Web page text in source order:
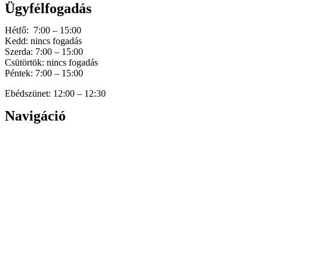
Ügyfélfogadás
Hétfő: 7:00 – 15:00
Kedd: nincs fogadás
Szerda: 7:00 – 15:00
Csütörtök: nincs fogadás
Péntek: 7:00 – 15:00
Ebédszünet: 12:00 – 12:30
Navigáció